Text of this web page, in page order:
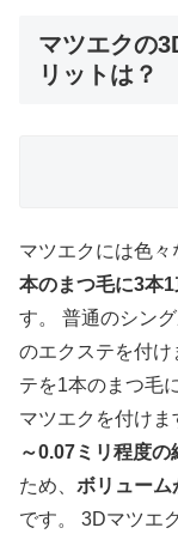
マツエクの
リットは？
マツエクには色
本のまつ毛に3本
す。 普通のシン
のエクステを付
テを1本のまつ毛
マツエクを付け
～0.07ミリ程度の
ため、 ボリューム
です。 3Dマツエ